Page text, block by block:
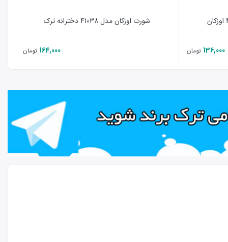
136,000 تومان
شورت اوزکان مدل 41038 دخترانه ترک
164,000 تومان